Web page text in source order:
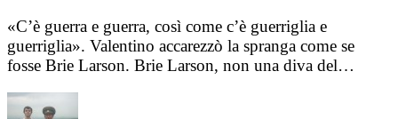
«C’è guerra e guerra, così come c’è guerriglia e
guerriglia». Valentino accarezzò la spranga come se
fosse Brie Larson. Brie Larson, non una diva del…